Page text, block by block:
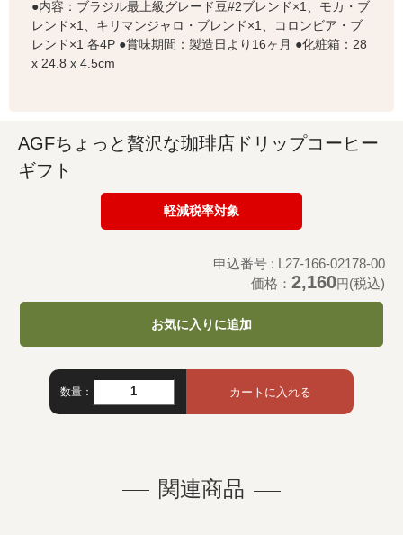
●内容：ブラジル最上級グレード豆#2ブレンド×1、モカ・ブ
レンド×1、キリマンジャロ・ブレンド×1、コロンビア・ブ
レンド×1 各4P ●賞味期間：製造日より16ヶ月 ●化粧箱：28
x 24.8 x 4.5cm
AGFちょっと贅沢な珈琲店ドリップコーヒー
ギフト
軽減税率対象
申込番号 : L27-166-02178-00
価格： 2,160円(税込)
お気に入りに追加
数量：
関連商品